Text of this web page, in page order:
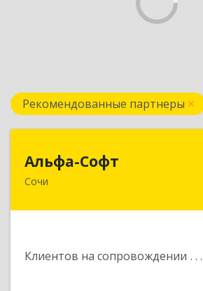
Рекомендованные партнеры
Альфа-Софт
Сочи
Клиентов на сопровождении